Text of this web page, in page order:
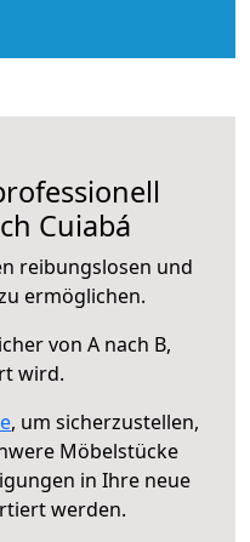
Cuiabá
reibungslosen und
ermöglichen.
von A nach B,
wird.
, um sicherzustellen,
Möbelstücke
in Ihre neue
werden.